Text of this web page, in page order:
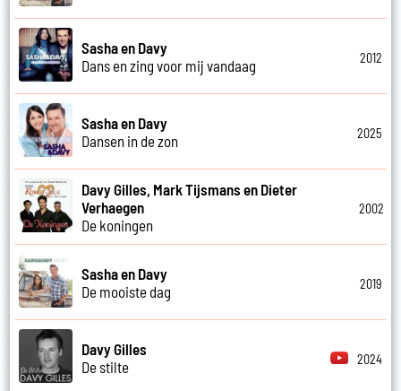
Sasha en Davy
Dans en zing voor mij vandaag
2012
Sasha en Davy
Dansen in de zon
2025
Davy Gilles, Mark Tijsmans en Dieter
Verhaegen
De koningen
2002
Sasha en Davy
De mooiste dag
2019
Davy Gilles
De stilte
2024